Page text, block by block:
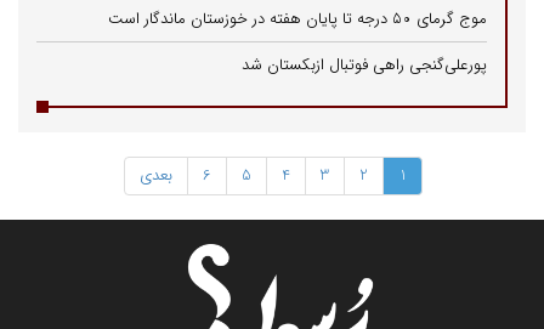
موج گرمای ۵۰ درجه تا پایان هفته در خوزستان ماندگار است
پورعلی‌گنجی راهی فوتبال ازبکستان شد
1
2
3
4
5
6 بعدی